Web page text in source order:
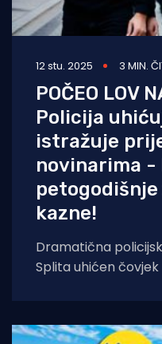
12 stu. 2025 3 MIN.
POČEO LOV
Policija
istražuje
novinarima -
kazne!
Dramatična
Splita uhićen